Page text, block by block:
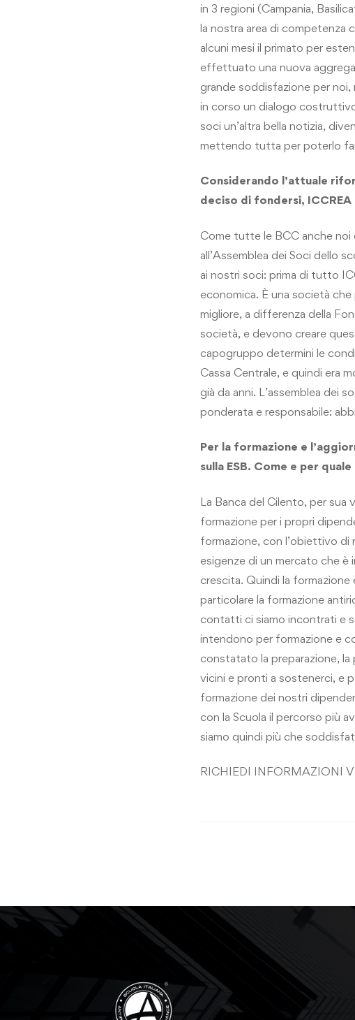
in 3 regioni (Campania,
la nostra area di competenza
alcuni mesi il primato per
effettuato una nuova
grande soddisfazione per
in corso un dialogo
soci un’altra bella notizia,
mettendo tutta per poterlo
Considerando l’attuale
deciso di fondersi,
Come tutte le BCC anche
all’Assemblea dei Soci dello
ai nostri soci: prima di tutto
economica. È una società
migliore, a differenza della
società, e devono creare
capogruppo determini le
Cassa Centrale, e quindi era
già da anni. L’assemblea dei
ponderata e responsabile:
Per la formazione e
sulla ESB. Come e per
La Banca del Cilento, per
formazione per i propri
formazione, con l’obiettivo di
esigenze di un mercato che è
crescita. Quindi la
particolare la formazione
contatti ci siamo incontrati e
intendono per formazione e
constatato la preparazione, la
vicini e pronti a sostenerci, e
formazione dei nostri
con la Scuola il percorso più
siamo quindi più che
RICHIEDI INFORMAZIONI